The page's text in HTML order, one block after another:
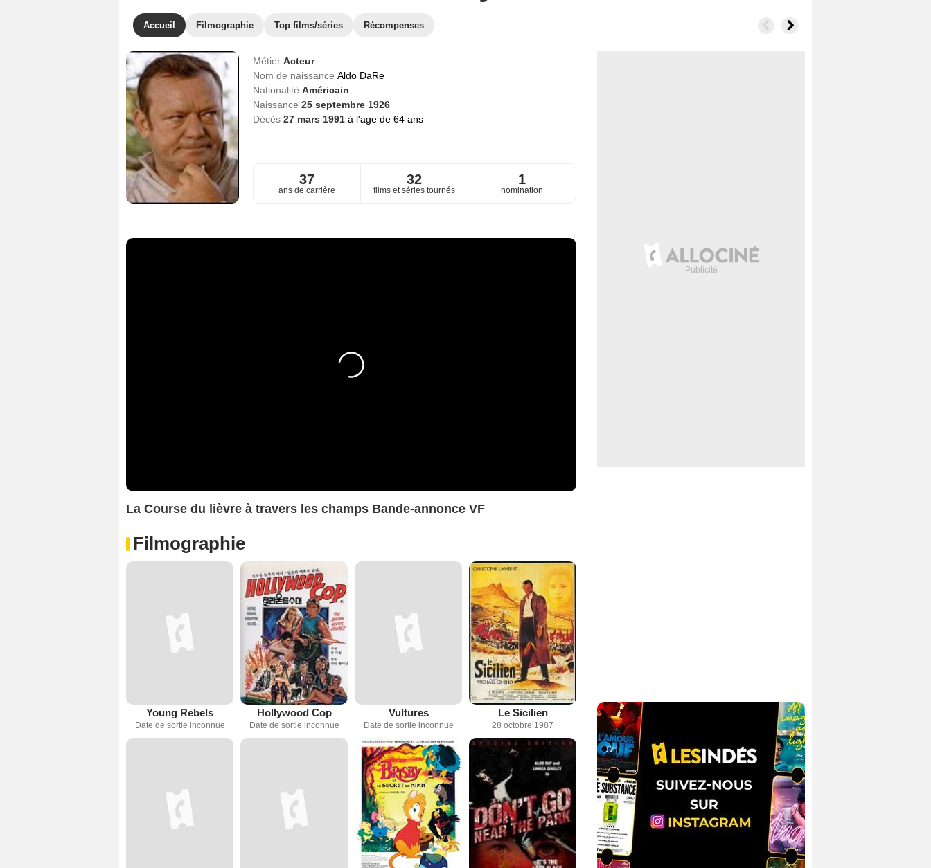
Accueil Filmographie Top films/séries Récompenses
Métier Acteur
Nom de naissance Aldo DaRe
Nationalité Américain
Naissance 25 septembre 1926
Décès 27 mars 1991 à l'age de 64 ans
37
ans de carrière
32
films et séries tournés
1
nomination
La Course du lièvre à travers les champs Bande-annonce VF
Filmographie
Young Rebels
Date de sortie inconnue
Hollywood Cop
Date de sortie inconnue
Vultures
Date de sortie inconnue
Le Sicilien
28 octobre 1987